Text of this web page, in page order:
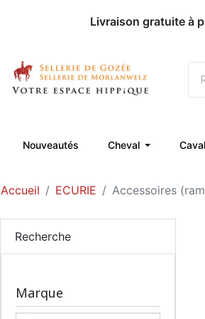
Livraison gratuite à
Nouveautés Cheval
Accueil ECURIE Accessoires
Recherche
Marque